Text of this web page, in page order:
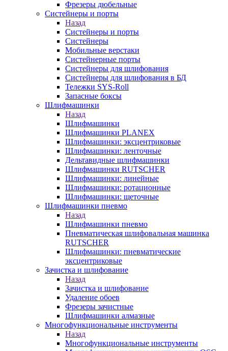
Фрезеры дюбельные
Систейнеры и порты
Назад
Систейнеры и порты
Систейнеры
Мобильные верстаки
Систейнерные порты
Систейнеры для шлифования
Систейнеры для шлифования в БД
Тележки SYS-Roll
Запасные боксы
Шлифмашинки
Назад
Шлифмашинки
Шлифмашинки PLANEX
Шлифмашинки: эксцентриковые
Шлифмашинки: ленточные
Дельтавидные шлифмашинки
Шлифмашинки RUTSCHER
Шлифмашинки: линейные
Шлифмашинки: ротационные
Шлифмашинки: щеточные
Шлифмашинки пневмо
Назад
Шлифмашинки пневмо
Пневматическая шлифовальная машинка
RUTSCHER
Шлифмашинки: пневматические
эксцентриковые
Зачистка и шлифование
Назад
Зачистка и шлифование
Удаление обоев
Фрезеры зачистные
Шлифмашинки алмазные
Многофункциональные инструменты
Назад
Многофункциональные инструменты